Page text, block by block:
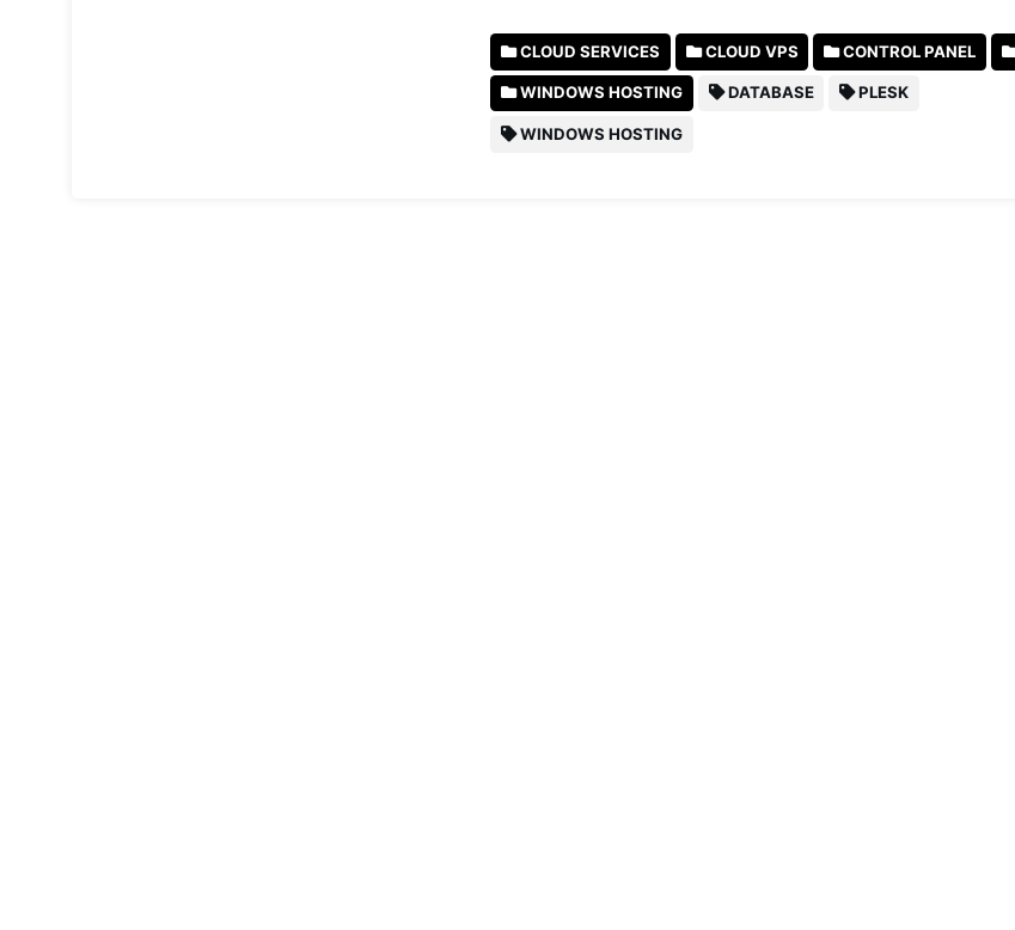
CLOUD SERVICES CLOUD VPS CONTROL PANEL
WINDOWS HOSTING DATABASE PLESK
WINDOWS HOSTING